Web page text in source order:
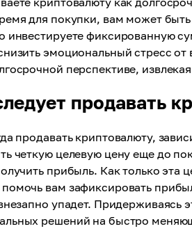
для покупки, вам может
инвестируете фиксированную
эмоциональный стресс
перспективе,
продавать
продавать криптовалюту,
четкую целевую цену еще до
прибыль. Как только эта
вам зафиксировать
упадет. Придерживаясь
решений на быстро